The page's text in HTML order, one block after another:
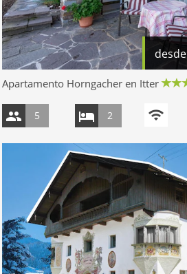
desde
Apartamento Horngacher en Itter
5 2